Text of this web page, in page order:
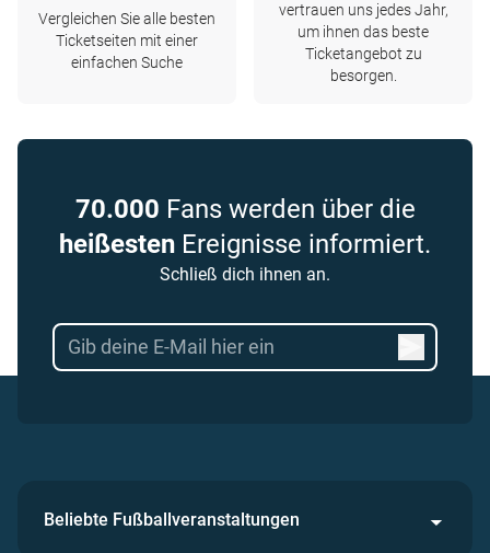
Vergleichen Sie alle besten
Ticketseiten mit einer
einfachen Suche
vertrauen uns jedes Jahr,
um ihnen das beste
Ticketangebot zu
besorgen.
70.000 Fans werden über die
heißesten Ereignisse informiert.
Schließ dich ihnen an.
Beliebte Fußballveranstaltungen